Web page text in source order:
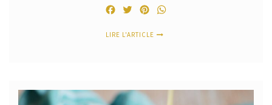
FacebookTwitterPinterest
LIRE L'ARTICLE